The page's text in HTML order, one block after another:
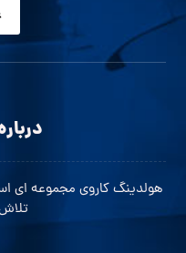
هولدینگ کاروی مجموعه ای